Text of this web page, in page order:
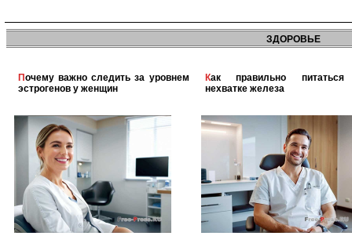
ЗДОРОВЬЕ
Почему важно следить за уровнем
эстрогенов у женщин
Как правильно питаться при
нехватке железа